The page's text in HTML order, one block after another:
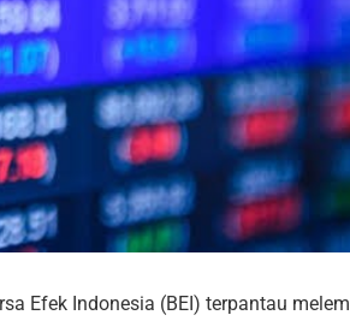
Efek Indonesia (BEI) terpantau